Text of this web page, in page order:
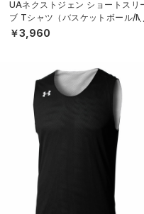
UAネクストジェン ショートスリ
ブ Tシャツ（バスケットボール/ME
N）
￥3,960